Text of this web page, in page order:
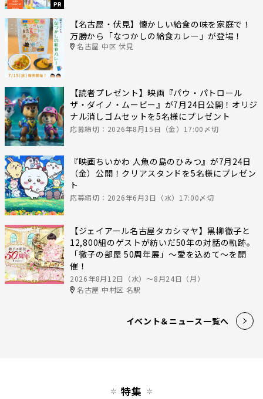
PR
【名古屋・伏見】懐かしい給食の味を家庭で！
万勝から「なつかしの給食カレー」が登場！
名古屋 中区 伏見
【読者プレゼント】映画『パウ・パトロール
ザ・ダイノ・ムービー』が7月24日公開！オリジ
ナル消しゴムセットを5名様にプレゼント
応募締切：2026年8月15日（金）17:00〆切
『映画ちいかわ 人魚の島のひみつ』が7月24日
（金）公開！クリアスタンドを5名様にプレゼン
ト
応募締切：2026年6月3日（水）17:00〆切
【ジェイアール名古屋タカシマヤ】黒柳徹子と
12,800組のゲストが紡いだ50年の対話の軌跡。
「徹子の部屋 50周年展」～愛を込めて～を開
催！
2026年8月12日（水）〜8月24日（月）
名古屋 中村区 名駅
イベント＆ニュース一覧へ
特集